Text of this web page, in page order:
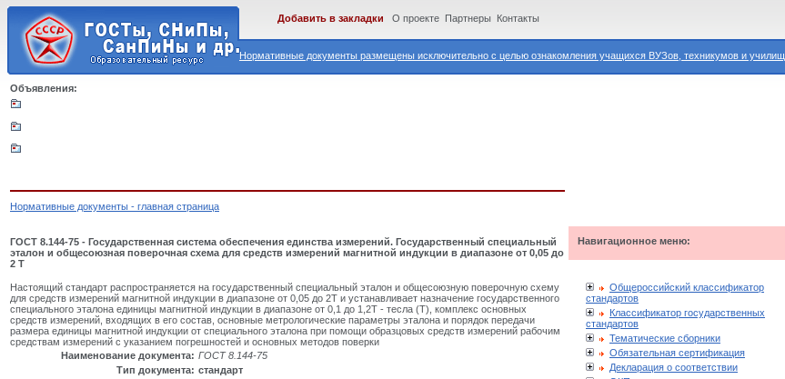
Нормативные документы размещены исключительно с целью ознакомления учащихся ВУЗов, техникумов и училищ.
Добавить в закладки О проекте Партнеры Контакты
Объявления:
Нормативные документы - главная страница
ГОСТ 8.144-75 - Государственная система обеспечения единства измерений. Государственный специальный
эталон и общесоюзная поверочная схема для средств измерений магнитной индукции в диапазоне от 0,05 до
2 Т
Настоящий стандарт распространяется на государственный специальный эталон и общесоюзную поверочную схему
для средств измерений магнитной индукции в диапазоне от 0,05 до 2Т и устанавливает назначение государственного
специального эталона единицы магнитной индукции в диапазоне от 0,1 до 1,2Т - тесла (Т), комплекс основных
средств измерений, входящих в его состав, основные метрологические параметры эталона и порядок передачи
размера единицы магнитной индукции от специального эталона при помощи образцовых средств измерений рабочим
средствам измерений с указанием погрешностей и основных методов поверки
Наименование документа: ГОСТ 8.144-75
Тип документа: стандарт
Навигационное меню:
Общероссийский классификатор
стандартов
Классификатор государственных
стандартов
Тематические сборники
Обязательная сертификация
Декларация о соответствии